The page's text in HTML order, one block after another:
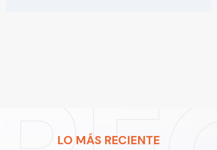
LO MÁS RECIENTE